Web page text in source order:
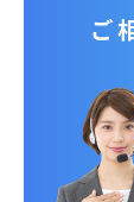
ご
お